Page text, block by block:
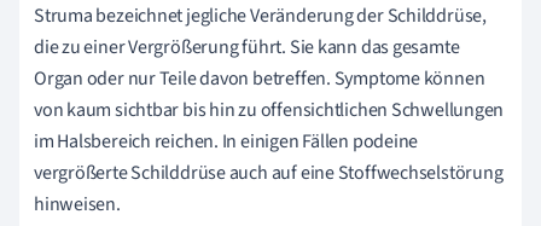
Struma bezeichnet jegliche Veränderung der Schilddrüse,
die zu einer Vergrößerung führt. Sie kann das gesamte
Organ oder nur Teile davon betreffen. Symptome können
von kaum sichtbar bis hin zu offensichtlichen Schwellungen
im Halsbereich reichen. In einigen Fällen podeine
vergrößerte Schilddrüse auch auf eine Stoffwechselstörung
hinweisen.